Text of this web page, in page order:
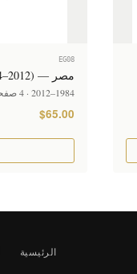
EG08
مصر — Arab Republic (1984–2012)
1984–2012 · 4 صفحات · 43 فتحات
$65.00
الرئيسية